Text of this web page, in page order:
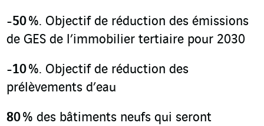
-50 %. Objectif de réduction des émissions
de GES de l’immobilier tertiaire pour 2030
-10 %. Objectif de réduction des
prélèvements d’eau
80 % des bâtiments neufs qui seront